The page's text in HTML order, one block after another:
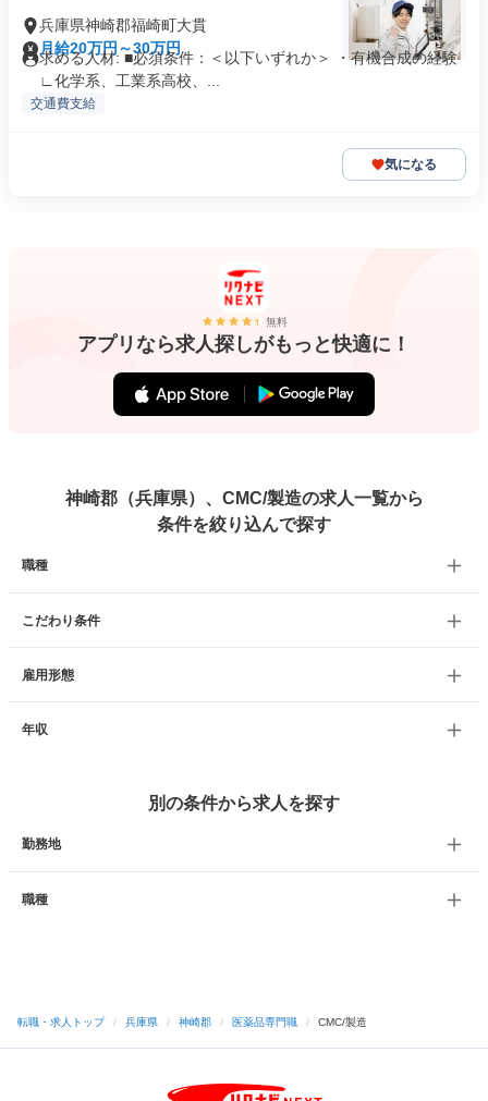
兵庫県神崎郡福崎町大貫
月給20万円～30万円
求める人材: ■必須条件：＜以下いずれか＞ ・有機合成の経験
∟化学系、工業系高校、...
交通費支給
気になる
無料
アプリなら求人探しがもっと快適に！
神崎郡（兵庫県）、CMC/製造の求人一覧から
条件を絞り込んで探す
職種
こだわり条件
雇用形態
年収
別の条件から求人を探す
勤務地
職種
転職・求人トップ / 兵庫県 / 神崎郡 / 医薬品専門職 / CMC/製造